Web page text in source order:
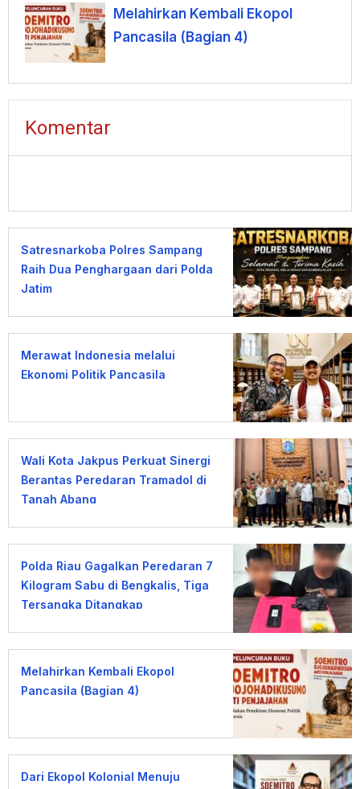
Melahirkan Kembali Ekopol
Pancasila (Bagian 4)
Komentar
Satresnarkoba Polres Sampang
Raih Dua Penghargaan dari Polda
Jatim
Merawat Indonesia melalui
Ekonomi Politik Pancasila
Wali Kota Jakpus Perkuat Sinergi
Berantas Peredaran Tramadol di
Tanah Abang
Polda Riau Gagalkan Peredaran 7
Kilogram Sabu di Bengkalis, Tiga
Tersangka Ditangkap
Melahirkan Kembali Ekopol
Pancasila (Bagian 4)
Dari Ekopol Kolonial Menuju